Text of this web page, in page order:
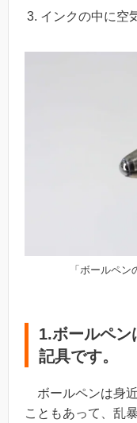
インクの中に空
「ボールペン
1.ボールペン
記具です。
ボールペンは身
こともあって、乱